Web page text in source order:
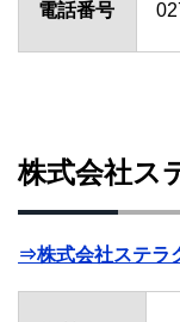
電話番号
株式会社ス
⇒株式会社ステラ